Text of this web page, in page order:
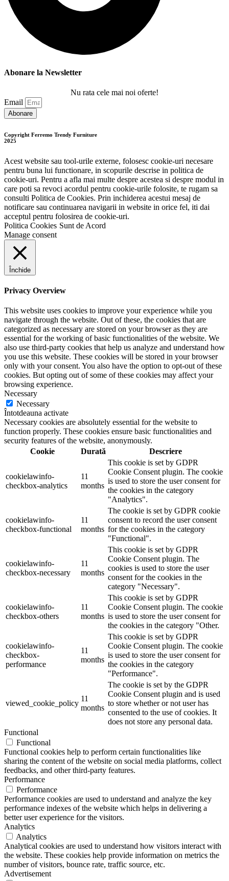
Abonare la Newsletter
Nu rata cele mai noi oferte!
Email
Abonare
Copyright Ferremo Trendy Furniture
2025
Acest website sau tool-urile externe, folosesc cookie-uri necesare
pentru buna lui functionare, in scopurile descrise in politica de
cookie-uri. Pentru a afla mai multe despre acestea si despre modul in
care poti sa revoci acordul pentru cookie-urile folosite, te rugam sa
consulti Politica de Cookies. Prin inchiderea acestui mesaj de
notificare sau continuarea navigarii in website in orice fel, iti dai
acceptul pentru folosirea de cookie-uri.
Politica Cookies Sunt de Acord
Manage consent
Închide
Privacy Overview
This website uses cookies to improve your experience while you
navigate through the website. Out of these, the cookies that are
categorized as necessary are stored on your browser as they are
essential for the working of basic functionalities of the website. We
also use third-party cookies that help us analyze and understand how
you use this website. These cookies will be stored in your browser
only with your consent. You also have the option to opt-out of these
cookies. But opting out of some of these cookies may affect your
browsing experience.
Necessary
Necessary
Întotdeauna activate
Necessary cookies are absolutely essential for the website to
function properly. These cookies ensure basic functionalities and
security features of the website, anonymously.
Cookie
Durată Descriere
cookielawinfo-
checkbox-analytics
11
months
This cookie is set by GDPR
Cookie Consent plugin. The cookie
is used to store the user consent for
the cookies in the category
"Analytics".
cookielawinfo-
checkbox-functional
11
months
The cookie is set by GDPR cookie
consent to record the user consent
for the cookies in the category
"Functional".
cookielawinfo-
checkbox-necessary
11
months
This cookie is set by GDPR
Cookie Consent plugin. The
cookies is used to store the user
consent for the cookies in the
category "Necessary".
cookielawinfo-
checkbox-others
11
months
This cookie is set by GDPR
Cookie Consent plugin. The cookie
is used to store the user consent for
the cookies in the category "Other.
cookielawinfo-
checkbox-
performance
11
months
This cookie is set by GDPR
Cookie Consent plugin. The cookie
is used to store the user consent for
the cookies in the category
"Performance".
viewed_cookie_policy
11
months
The cookie is set by the GDPR
Cookie Consent plugin and is used
to store whether or not user has
consented to the use of cookies. It
does not store any personal data.
Functional
Functional
Functional cookies help to perform certain functionalities like
sharing the content of the website on social media platforms, collect
feedbacks, and other third-party features.
Performance
Performance
Performance cookies are used to understand and analyze the key
performance indexes of the website which helps in delivering a
better user experience for the visitors.
Analytics
Analytics
Analytical cookies are used to understand how visitors interact with
the website. These cookies help provide information on metrics the
number of visitors, bounce rate, traffic source, etc.
Advertisement